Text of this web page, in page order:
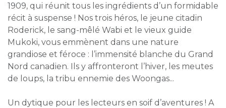
1909, qui réunit tous les ingrédients d’un formidable
récit à suspense ! Nos trois héros, le jeune citadin
Roderick, le sang-mêlé Wabi et le vieux guide
Mukoki, vous emmènent dans une nature
grandiose et féroce : l’immensité blanche du Grand
Nord canadien. Ils y affronteront l’hiver, les meutes
de loups, la tribu ennemie des Woongas...
Un dytique pour les lecteurs en soif d’aventures ! A